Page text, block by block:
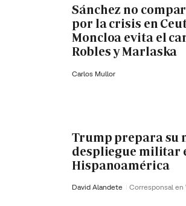
Sánchez no
por la crisis en
Moncloa evita el
Robles y Marlaska
Carlos Mullor
Trump prepara su
despliegue militar
Hispanoamérica
David Alandete Corresponsal en